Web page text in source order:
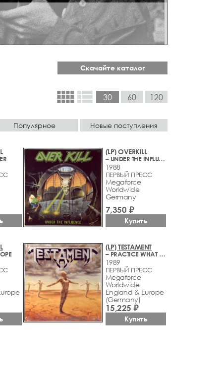
Скачайте каталог
view_comfyview_list 30 60 120
Популярное Новые поступления
(LP) OVERKILL
– UNDER THE INFLUENCE
1988
ПЕРВЫЙ ПРЕСС
Megaforce
Worldwide
Germany
7,350 ₽
Купить
(LP) TESTAMENT
– PRACTICE WHAT YOU PREACH
1989
ПЕРВЫЙ ПРЕСС
Megaforce
Worldwide
England & Europe
(Germany)
15,225 ₽
Купить